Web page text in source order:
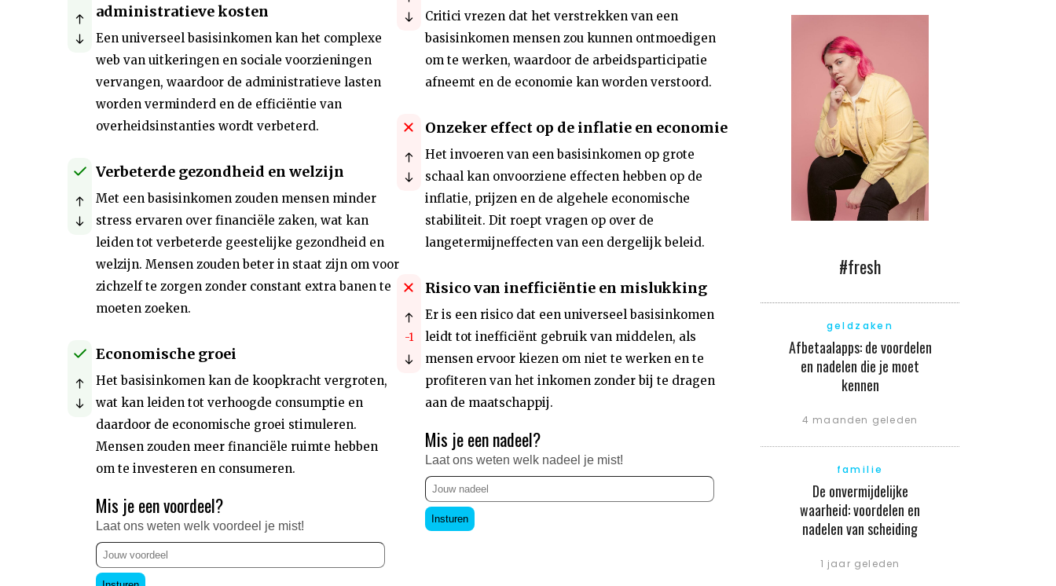
administratieve kosten
Een universeel basisinkomen kan het complexe
web van uitkeringen en sociale voorzieningen
vervangen, waardoor de administratieve lasten
worden verminderd en de efficiëntie van
overheidsinstanties wordt verbeterd.
Verbeterde gezondheid en welzijn
Met een basisinkomen zouden mensen minder
stress ervaren over financiële zaken, wat kan
leiden tot verbeterde geestelijke gezondheid en
welzijn. Mensen zouden beter in staat zijn om voor
zichzelf te zorgen zonder constant extra banen te
moeten zoeken.
Economische groei
Het basisinkomen kan de koopkracht vergroten,
wat kan leiden tot verhoogde consumptie en
daardoor de economische groei stimuleren.
Mensen zouden meer financiële ruimte hebben
om te investeren en consumeren.
Mis je een voordeel?
Laat ons weten welk voordeel je mist!
Critici vrezen dat het verstrekken van een
basisinkomen mensen zou kunnen ontmoedigen
om te werken, waardoor de arbeidsparticipatie
afneemt en de economie kan worden verstoord.
Onzeker effect op de inflatie en economie
Het invoeren van een basisinkomen op grote
schaal kan onvoorziene effecten hebben op de
inflatie, prijzen en de algehele economische
stabiliteit. Dit roept vragen op over de
langetermijneffecten van een dergelijk beleid.
-1
Risico van inefficiëntie en mislukking
Er is een risico dat een universeel basisinkomen
leidt tot inefficiënt gebruik van middelen, als
mensen ervoor kiezen om niet te werken en te
profiteren van het inkomen zonder bij te dragen
aan de maatschappij.
Mis je een nadeel?
Laat ons weten welk nadeel je mist!
Insturen
#fresh
geldzaken
Afbetaalapps: de voordelen
en nadelen die je moet
kennen
4 maanden geleden
familie
De onvermijdelijke
waarheid: voordelen en
nadelen van scheiding
1 jaar geleden